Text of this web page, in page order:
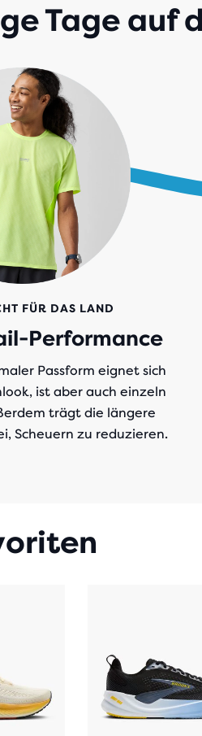
Tage auf
FÜR DAS LAND
Performance
Passform eignet sich
ist aber auch einzeln
trägt die längere
Scheuern zu reduzieren.